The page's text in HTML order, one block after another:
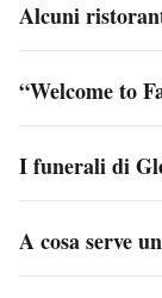
Alcuni
“Welcome to
I funerali di
A cosa serve